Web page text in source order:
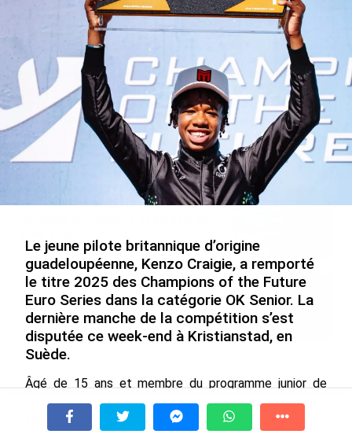
Après 5 ans à la SARA aux
Antilles, Olivier Cotta prend
la direction générale de la
Société Réunionnaise des
Produits Pétroliers
le 05/08/2026
En juin 2026, les prix à la
consommation diminuent à
La Réunion et augmentent à
Mayotte (Insee)
le 04/08/2026
INTERVIEW. À Wallis-et-Futuna, un
le 04/08/2026
Prix à la consommation en juin 2026 :
progression en Guadeloupe, recul en
Guyane...
le 03/08/2026
PLUS D'ARTICLES DU FIL INFO
À la une Tv Radio A Propos
Le jeune pilote britannique d’origine
guadeloupéenne, Kenzo Craigie, a remporté
le titre 2025 des Champions of the Future
Euro Series dans la catégorie OK Senior. La
dernière manche de la compétition s’est
disputée ce week-end à Kristianstad, en
Suède.
Âgé de 15 ans et membre du programme junior de
décroché son premier titre aux points dans cette
catégorie, grâce à une deuxième place lors de la finale.